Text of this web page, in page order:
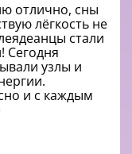
отлично, сны
лёгкость не
стали
Сегодня
узлы и
и с каждым